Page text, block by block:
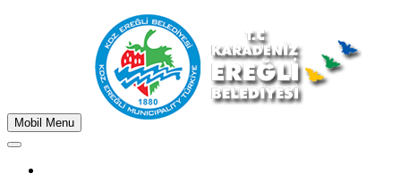
Mobil Menu